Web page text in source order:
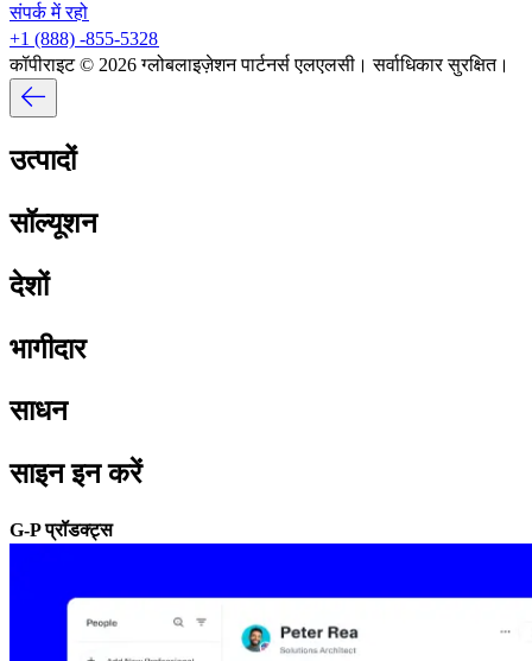
संपर्क में रहो​​
+1 (888) -855-5328​​
कॉपीराइट © 2026 ग्लोबलाइज़ेशन पार्टनर्स एलएलसी। सर्वाधिकार सुरक्षित।​​
उत्पादों​​
सॉल्यूशन​​
देशों​​
भागीदार​​
साधन​​
साइन इन करें​​
G-P प्रॉडक्ट्स​​